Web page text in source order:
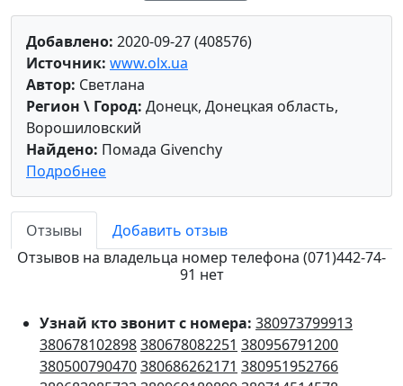
Добавлено: 2020-09-27 (408576)
Источник: www.olx.ua
Автор: Светлана
Регион \ Город: Донецк, Донецкая область,
Ворошиловский
Найдено: Помада Givenchy
Подробнее
Отзывы
Добавить отзыв
Отзывов на владельца номер телефона (071)442-74-
91 нет
Узнай кто звонит с номера: 380973799913
380678102898380678082251 380956791200
380500790470380686262171 380951952766